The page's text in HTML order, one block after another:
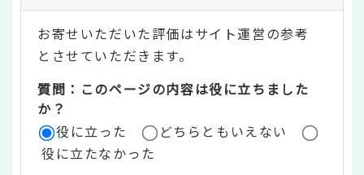
テ
ン
ツ
評
価
お寄せいただいた評価はサイト運営の参考
とさせていただきます。
質問：このページの内容は役に立ちました
か？
役に立った
どちらともいえない
役に立たなかった